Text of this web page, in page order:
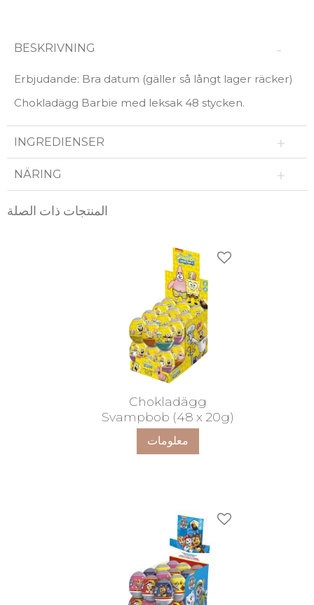
BESKRIVNING
Erbjudande: Bra datum (gäller så långt lager räcker)
Chokladägg Barbie med leksak 48 stycken.
INGREDIENSER
NÄRING
المنتجات ذات الصلة
Chokladägg
Svampbob (48 x 20g)
إلى المفضلات
معلومات
إلى المفضلات